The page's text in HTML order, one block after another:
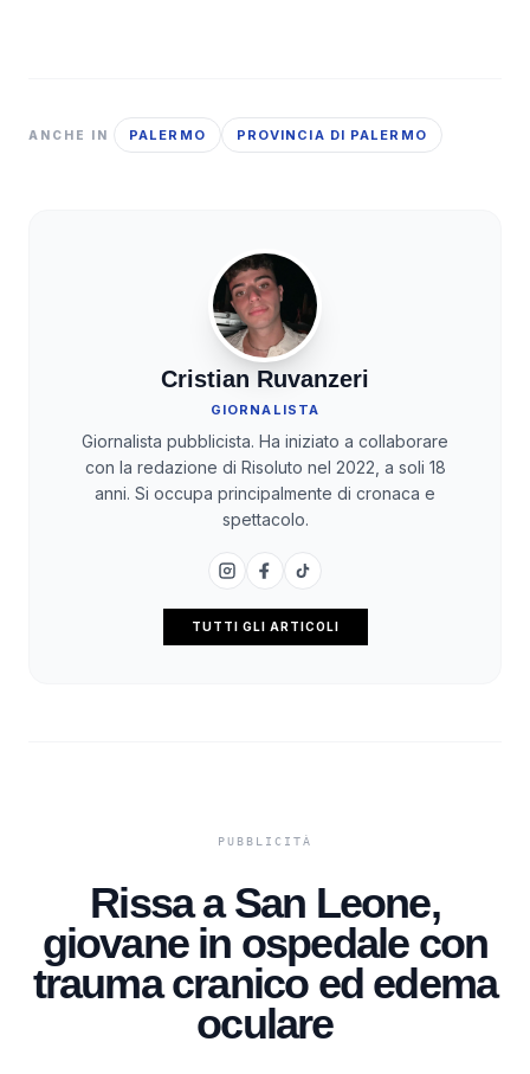
ANCHE IN PALERMO PROVINCIA DI PALERMO
Cristian Ruvanzeri
GIORNALISTA
Giornalista pubblicista. Ha iniziato a collaborare
con la redazione di Risoluto nel 2022, a soli 18
anni. Si occupa principalmente di cronaca e
spettacolo.
TUTTI GLI ARTICOLI
Rissa a San Leone,
giovane in ospedale con
trauma cranico ed edema
oculare